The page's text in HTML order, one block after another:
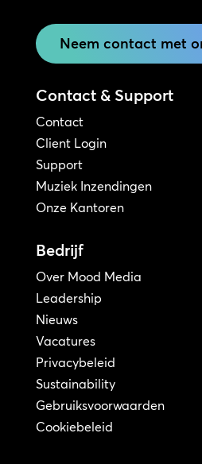
Neem contact met
Contact & Support
Contact
Client Login
Support
Muziek Inzendingen
Onze Kantoren
Bedrijf
Over Mood Media
Leadership
Nieuws
Vacatures
Privacybeleid
Sustainability
Gebruiksvoorwaarden
Cookiebeleid